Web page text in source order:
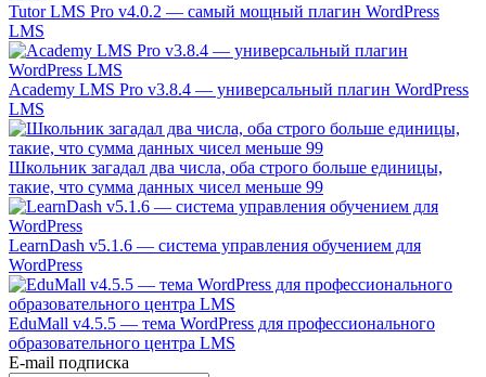
Tutor LMS Pro v4.0.2 — самый мощный плагин WordPress
LMS
Academy LMS Pro v3.8.4 — универсальный плагин WordPress
LMS
Школьник загадал два числа, оба строго больше единицы,
такие, что сумма данных чисел меньше 99
LearnDash v5.1.6 — система управления обучением для
WordPress
EduMall v4.5.5 — тема WordPress для профессионального
образовательного центра LMS
E-mail подписка